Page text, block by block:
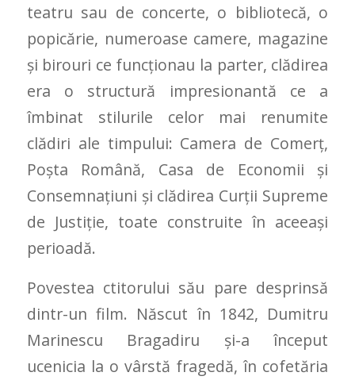
teatru sau de concerte, o bibliotecă, o
popicărie, numeroase camere, magazine
şi birouri ce funcţionau la parter, clădirea
era o structură impresionantă ce a
îmbinat stilurile celor mai renumite
clădiri ale timpului: Camera de Comerţ,
Poşta Română, Casa de Economii şi
Consemnațiuni şi clădirea Curţii Supreme
de Justiţie, toate construite în aceeaşi
perioadă.
Povestea ctitorului său pare desprinsă
dintr-un film. Născut în 1842, Dumitru
Marinescu Bragadiru şi-a început
ucenicia la o vârstă fragedă, în cofetăria